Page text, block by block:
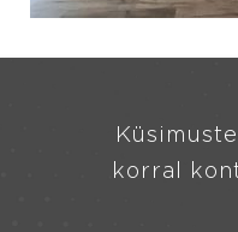
korral